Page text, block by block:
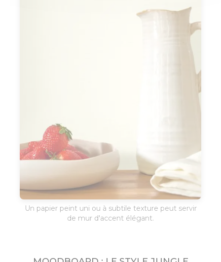
Un papier peint uni ou à subtile texture peut servir
de mur d'accent élégant.